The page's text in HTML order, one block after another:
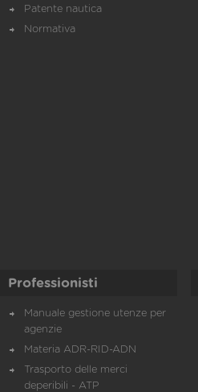
Patente nautica
Normativa
Professionisti
Manuale gestione utenze per
agenzie
Materia ADR-RID-ADN
Trasporto delle merci
deperibili - ATP